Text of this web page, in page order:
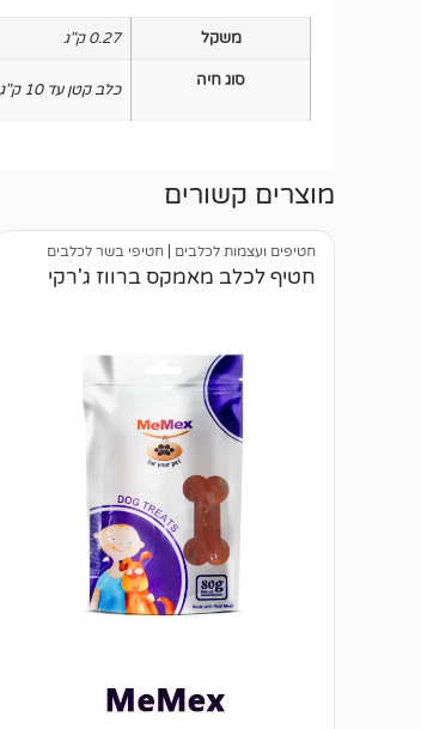
משקל 0.27 ק"ג
סוג חיה כלב קטן עד 10 ק"ג
מוצרים קשורים
חטיפים ועצמות לכלבים | חטיפי בשר לכלבים
חטיף לכלב מאמקס ברווז ג'רקי